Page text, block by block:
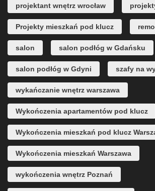
projektant wnętrz wrocław
Projekty mieszkań pod klucz
salon salon podłóg w Gdańsku
salon podłóg w Gdyni szafy na
wykańczanie wnętrz warszawa
Wykończenia apartamentów pod klucz
Wykończenia mieszkań pod klucz
Wykończenia mieszkań Warszawa
wykończenia wnętrz Poznań